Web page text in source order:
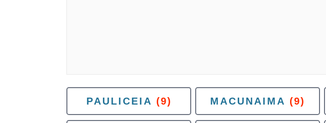
PAULICEIA (9) MACUNAIMA (9)